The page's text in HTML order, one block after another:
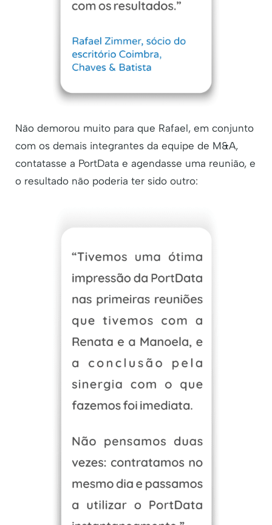
Não demorou muito para que Rafael, em conjunto
com os demais integrantes da equipe de M&A,
contatasse a PortData e agendasse uma reunião, e
o resultado não poderia ter sido outro: